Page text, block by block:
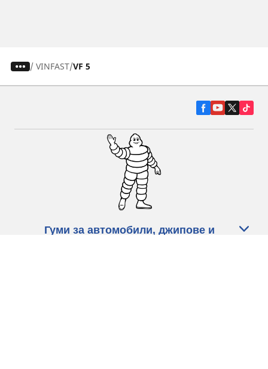
/ VINFAST VF 5
Гуми за автомобили, джипове и